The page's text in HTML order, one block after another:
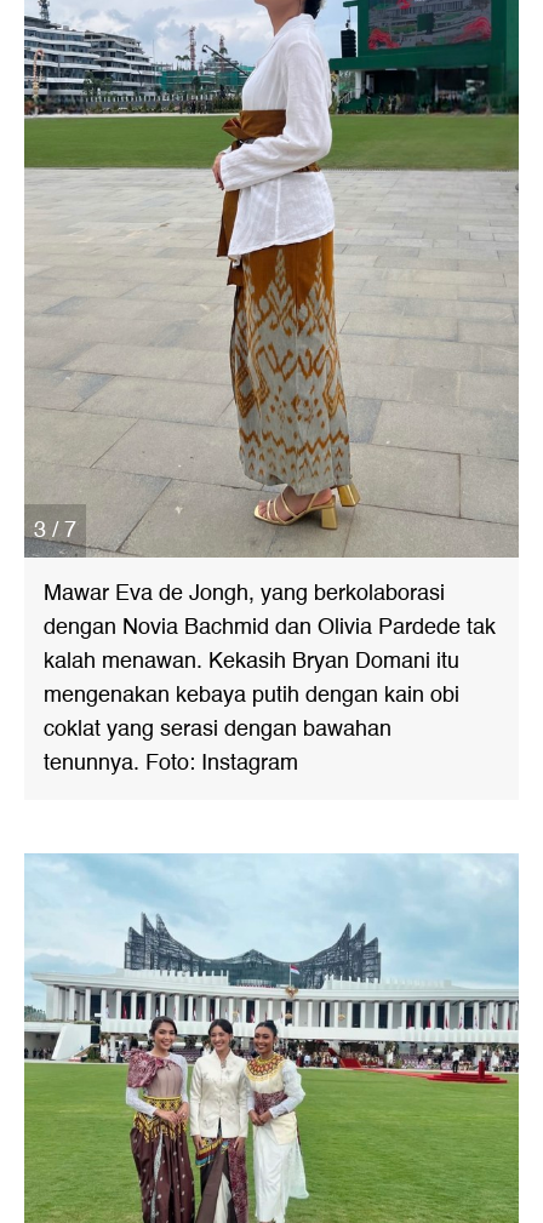
3 / 7
Mawar Eva de Jongh, yang berkolaborasi
dengan Novia Bachmid dan Olivia Pardede tak
kalah menawan. Kekasih Bryan Domani itu
mengenakan kebaya putih dengan kain obi
coklat yang serasi dengan bawahan
tenunnya. Foto: Instagram